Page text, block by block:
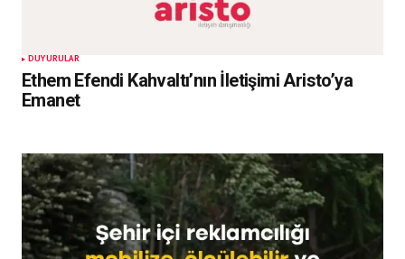
DUYURULAR
Ethem Efendi Kahvaltı’nın İletişimi Aristo’ya
Emanet